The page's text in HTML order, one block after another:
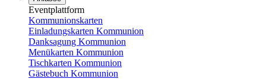
Eventplattform
Kommunionskarten
Einladungskarten Kommunion
Danksagung Kommunion
Menükarten Kommunion
Tischkarten Kommunion
Gästebuch Kommunion